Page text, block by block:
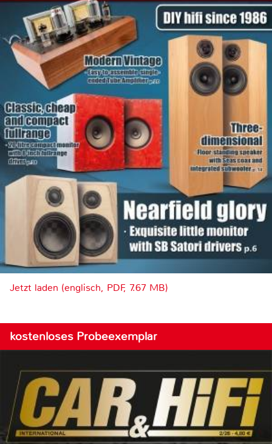
Jetzt laden (englisch, PDF, 7.67 MB)
kostenloses Probeexemplar